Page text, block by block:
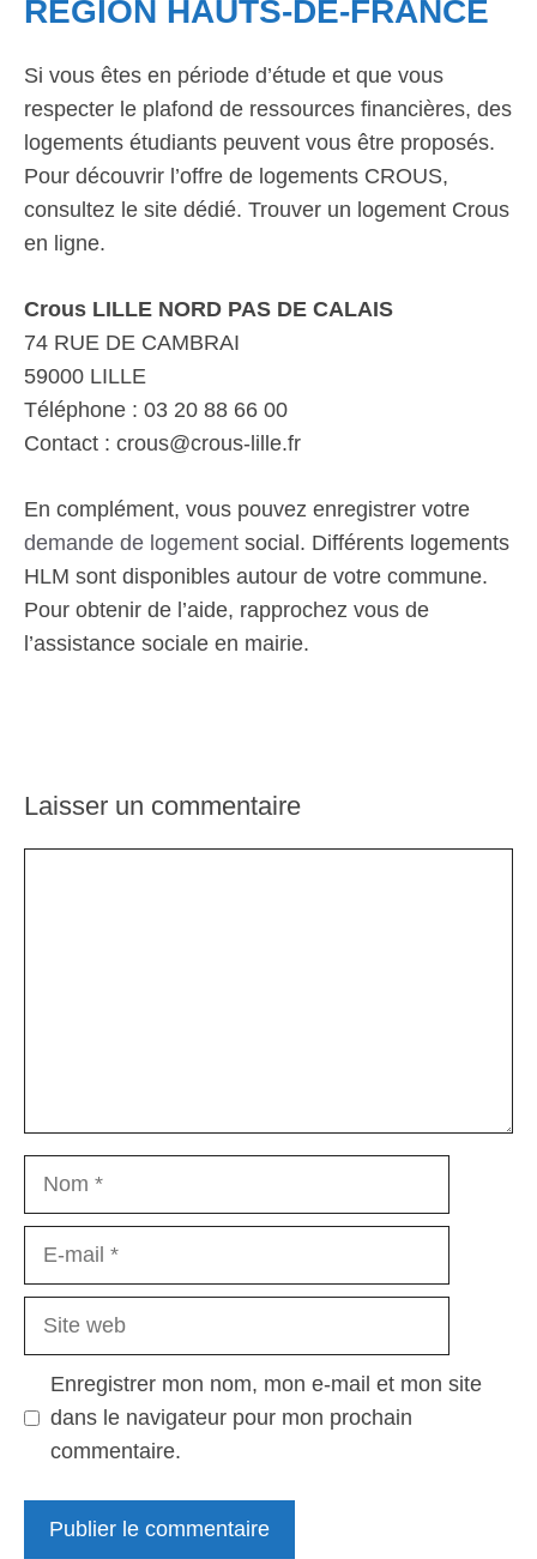
RÉGION HAUTS-DE-FRANCE
Si vous êtes en période d’étude et que vous
respecter le plafond de ressources financières, des
logements étudiants peuvent vous être proposés.
Pour découvrir l’offre de logements CROUS,
consultez le site dédié. Trouver un logement Crous
en ligne.
Crous LILLE NORD PAS DE CALAIS
74 RUE DE CAMBRAI
59000 LILLE
Téléphone : 03 20 88 66 00
Contact : crous@crous-lille.fr
En complément, vous pouvez enregistrer votre
demande de logement social. Différents logements
HLM sont disponibles autour de votre commune.
Pour obtenir de l’aide, rapprochez vous de
l’assistance sociale en mairie.
Laisser un commentaire
Nom
Site
Enregistrer mon nom, mon e-mail et mon site
dans le navigateur pour mon prochain
commentaire.